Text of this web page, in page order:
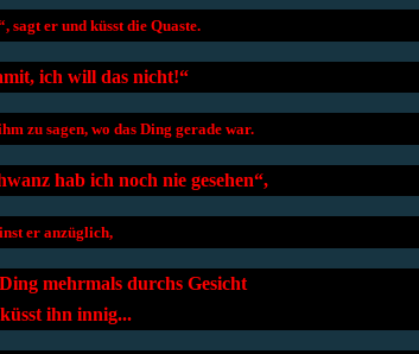
sagt er und küsst die Quaste.
ich will das nicht!“
zu sagen, wo das Ding gerade war.
hab ich noch nie gesehen“,
er anzüglich,
mehrmals durchs Gesicht
ihn innig...